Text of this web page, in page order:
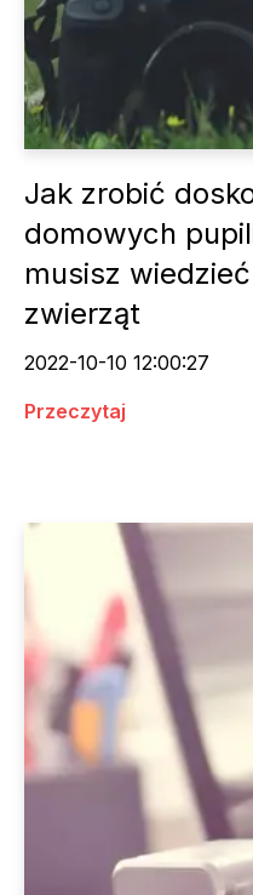
Jak zrobić
domowych
musisz
zwierząt
2022-10-10 12:00:27
Przeczytaj